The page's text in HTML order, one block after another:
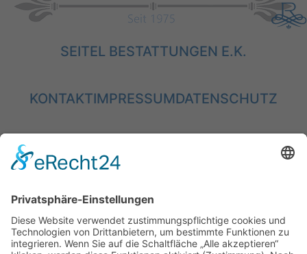
SEITEL BESTATTUNGEN E.K.
KONTAKTIMPRESSUMDATENSCHUTZ
GENDERHINWEIS
Aufgrund der besseren Lesbarkeit wird auf dieser Website
auf eine geschlechtsneutrale Differenzierung verzichtet.
Entsprechende Begriffe gelten im Sinne der